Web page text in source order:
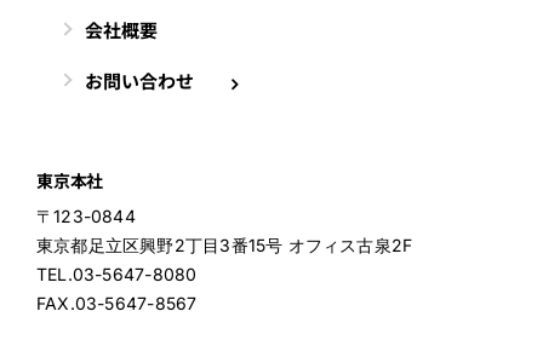
会社概要
お問い合わせ
東京本社
〒123-0844
東京都足立区興野2丁目3番15号 オフィス古泉2F
TEL.03-5647-8080
FAX.03-5647-8567